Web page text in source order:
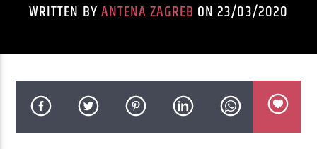
WRITTEN BYANTENA ZAGREB ON 23/03/2020